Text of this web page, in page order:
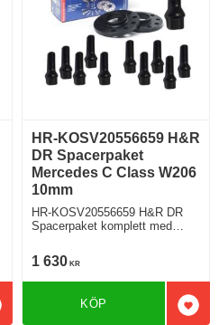
till i favoriter
HR-KOSV20556659 H&R
DR Spacerpaket
Mercedes C Class W206
10mm
HR-KOSV20556659 H&R DR
Spacerpaket komplett med
Class W206 Tjocklek spacer
10mm
1 630 KR
KÖP